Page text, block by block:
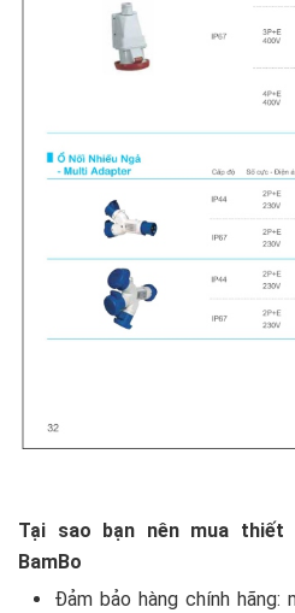
Tại sao bạn nên mua thiết
BamBo
Đảm bảo hàng chính